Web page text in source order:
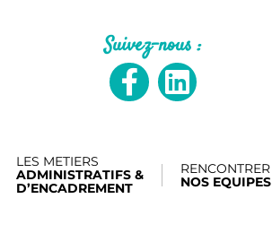
Suivez-nous :
LES METIERS
ADMINISTRATIFS &
D’ENCADREMENT
RENCONTRER
NOS EQUIPES